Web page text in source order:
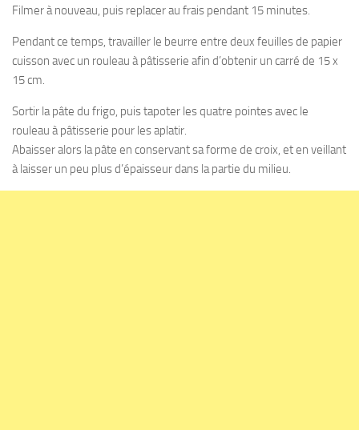
Filmer à nouveau, puis replacer au frais pendant 15 minutes.
Pendant ce temps, travailler le beurre entre deux feuilles de papier
cuisson avec un rouleau à pâtisserie afin d’obtenir un carré de 15 x
15 cm.
Sortir la pâte du frigo, puis tapoter les quatre pointes avec le
rouleau à pâtisserie pour les aplatir.
Abaisser alors la pâte en conservant sa forme de croix, et en veillant
à laisser un peu plus d’épaisseur dans la partie du milieu.